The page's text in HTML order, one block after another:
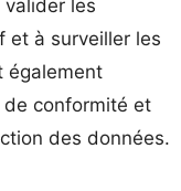
les
et à surveiller les
également
conformité et
des données.